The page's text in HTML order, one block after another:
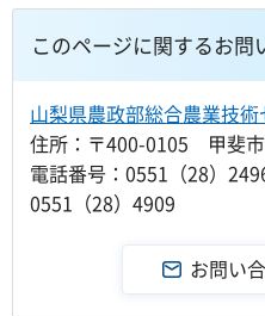
このページに関するお問
山梨県農政部総合農業技術
住所：〒400-0105 甲斐
電話番号：0551（28）
0551（28）4909